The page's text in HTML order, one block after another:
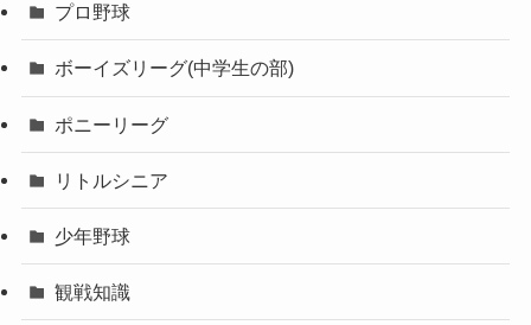
プロ野球
ボーイズリーグ(中学生の部)
ポニーリーグ
リトルシニア
少年野球
観戦知識